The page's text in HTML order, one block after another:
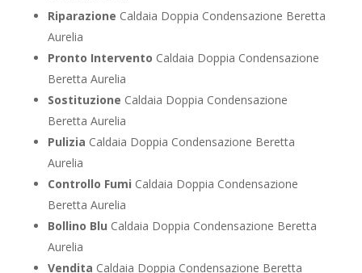
Riparazione Caldaia Doppia Condensazione Beretta
Aurelia
Pronto Intervento Caldaia Doppia Condensazione
Beretta Aurelia
Sostituzione Caldaia Doppia Condensazione
Beretta Aurelia
Pulizia Caldaia Doppia Condensazione Beretta
Aurelia
Controllo Fumi Caldaia Doppia Condensazione
Beretta Aurelia
Bollino Blu Caldaia Doppia Condensazione Beretta
Aurelia
Vendita Caldaia Doppia Condensazione Beretta